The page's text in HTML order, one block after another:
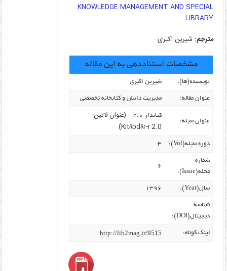
KNOWLEDGE MANAGEMENT AND SPECIAL
LIBRARY
مترجم: شیرین اکبری
مشخصات استناددهی به این مقاله
نویسنده‌(ها): شیرین اکبری
عنوان مقاله: مدیریت دانش و کتابخانه تخصصی
عنوان مجله:
کتابدار ۲.۰ –
(عنوان لاتین:
Kitābdār-i 2.0)
دوره مجله(Vol): ۳
شماره
مجله(Issue):
۶
سال(Year): ۱۳۹۶
شناسه
دیجیتال(DOI):
لینک کوتاه: http://lib2mag.ir/9515